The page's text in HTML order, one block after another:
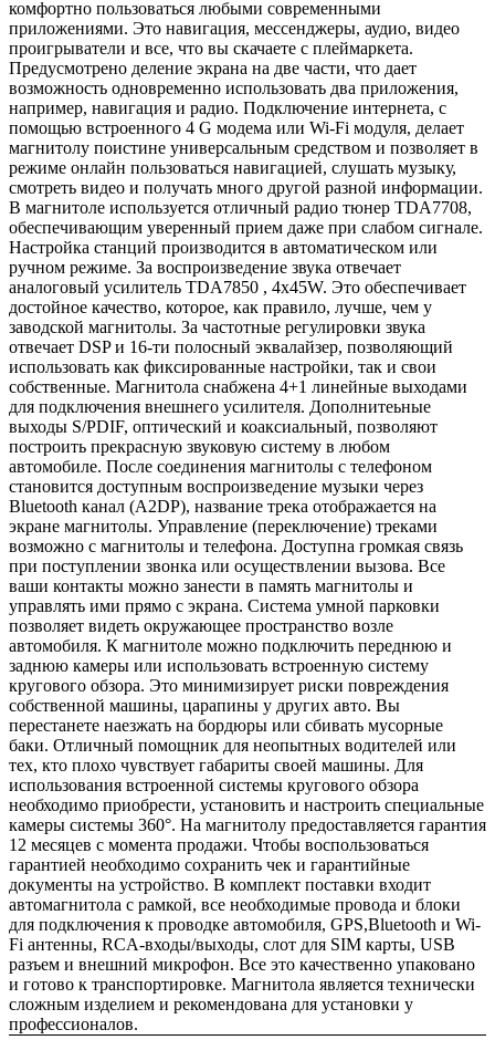
комфортно пользоваться любыми современными
приложениями. Это навигация, мессенджеры, аудио, видео
проигрыватели и все, что вы скачаете с плеймаркета.
Предусмотрено деление экрана на две части, что дает
возможность одновременно использовать два приложения,
например, навигация и радио. Подключение интернета, с
помощью встроенного 4 G модема или Wi-Fi модуля, делает
магнитолу поистине универсальным средством и позволяет в
режиме онлайн пользоваться навигацией, слушать музыку,
смотреть видео и получать много другой разной информации.
В магнитоле используется отличный радио тюнер TDA7708,
обеспечивающим уверенный прием даже при слабом сигнале.
Настройка станций производится в автоматическом или
ручном режиме. За воспроизведение звука отвечает
аналоговый усилитель TDA7850 , 4x45W. Это обеспечивает
достойное качество, которое, как правило, лучше, чем у
заводской магнитолы. За частотные регулировки звука
отвечает DSP и 16-ти полосный эквалайзер, позволяющий
использовать как фиксированные настройки, так и свои
собственные. Магнитола снабжена 4+1 линейные выходами
для подключения внешнего усилителя. Дополнитеьные
выходы S/PDIF, оптический и коаксиальный, позволяют
построить прекрасную звуковую систему в любом
автомобиле. После соединения магнитолы с телефоном
становится доступным воспроизведение музыки через
Bluetooth канал (A2DP), название трека отображается на
экране магнитолы. Управление (переключение) треками
возможно с магнитолы и телефона. Доступна громкая связь
при поступлении звонка или осуществлении вызова. Все
ваши контакты можно занести в память магнитолы и
управлять ими прямо с экрана. Система умной парковки
позволяет видеть окружающее пространство возле
автомобиля. К магнитоле можно подключить переднюю и
заднюю камеры или использовать встроенную систему
кругового обзора. Это минимизирует риски повреждения
собственной машины, царапины у других авто. Вы
перестанете наезжать на бордюры или сбивать мусорные
баки. Отличный помощник для неопытных водителей или
тех, кто плохо чувствует габариты своей машины. Для
использования встроенной системы кругового обзора
необходимо приобрести, установить и настроить специальные
камеры системы 360°. На магнитолу предоставляется гарантия
12 месяцев с момента продажи. Чтобы воспользоваться
гарантией необходимо сохранить чек и гарантийные
документы на устройство. В комплект поставки входит
автомагнитола с рамкой, все необходимые провода и блоки
для подключения к проводке автомобиля, GPS,Bluetooth и Wi-
Fi антенны, RCA-входы/выходы, слот для SIM карты, USB
разъем и внешний микрофон. Все это качественно упаковано
и готово к транспортировке. Магнитола является технически
сложным изделием и рекомендована для установки у
профессионалов.